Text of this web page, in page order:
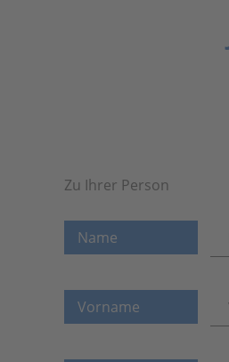
Zu Ihrer Person
Name
Vorname